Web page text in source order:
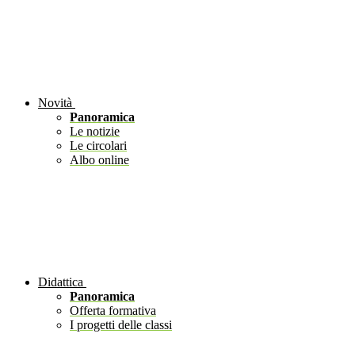
Novità
Panoramica
Le notizie
Le circolari
Albo online
Didattica
Panoramica
Offerta formativa
I progetti delle classi